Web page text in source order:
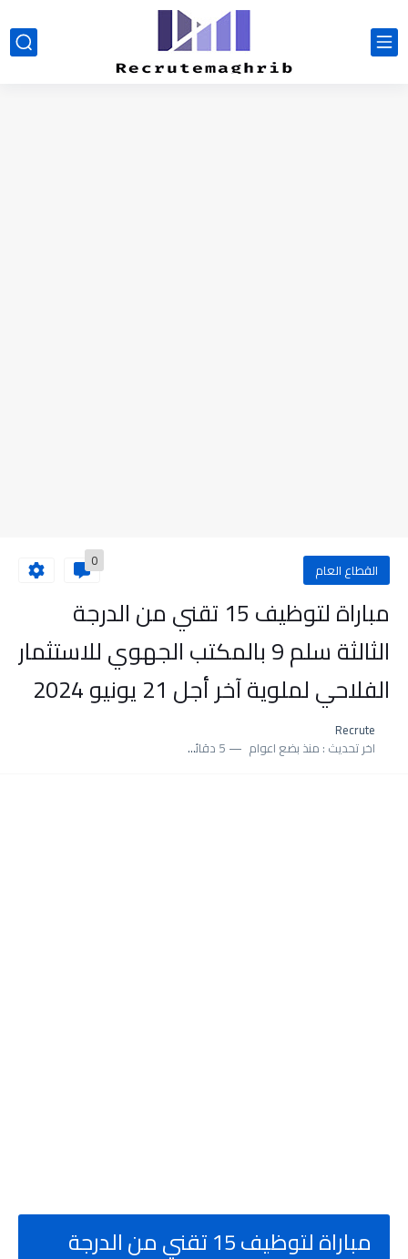
القطاع العام 0
مباراة لتوظيف 15 تقني من الدرجة
الثالثة سلم 9 بالمكتب الجهوي للاستثمار
الفلاحي لملوية آخر أجل 21 يونيو 2024
Recrute
اخر تحديث : منذ بضع اعوام 5 دقائق للقراءة
مباراة لتوظيف 15 تقني من الدرجة